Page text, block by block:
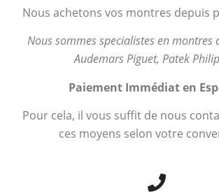
Nous achetons vos montres depuis
Nous sommes specialistes en montres
Audemars Piguet, Patek
Paiement Immédiat en
Pour cela, il vous suffit de nous
ces moyens selon votre